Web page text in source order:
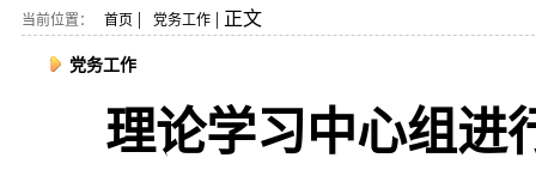
当前位置： 首页 | 党务工作 | 正文
党务工作
理论学习中心组进